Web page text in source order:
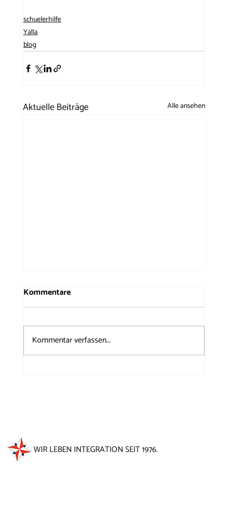
schuelerhilfe
Yalla
blog
Aktuelle Beiträge Alle ansehen
Kommentare
Kommentar verfassen...
WIR LEBEN INTEGRATION SEIT 1976.